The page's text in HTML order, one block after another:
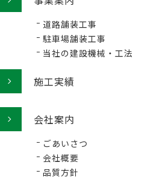
道路舗装工事
駐車場舗装工事
当社の建設機械・工法
施工実績
会社案内
ごあいさつ
会社概要
品質方針